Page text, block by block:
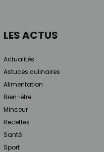
LES ACTUS
Actualités
Astuces culinaires
Alimentation
Bien-être
Minceur
Recettes
Santé
Sport